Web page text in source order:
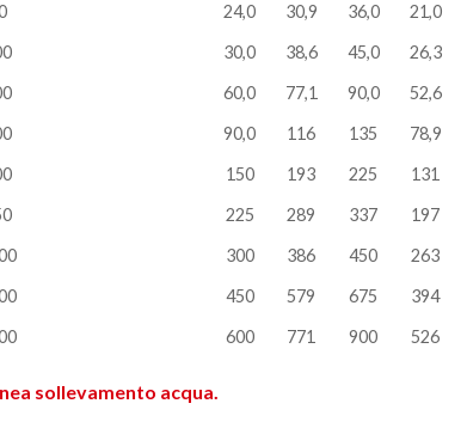
24,0 30,9 36,0 21,0
30,0 38,6 45,0 26,3
60,0 77,1 90,0 52,6
90,0 116 135 78,9
150 193 225 131
225 289 337 197
300 386 450 263
450 579 675 394
600 771 900 526
sollevamento acqua.